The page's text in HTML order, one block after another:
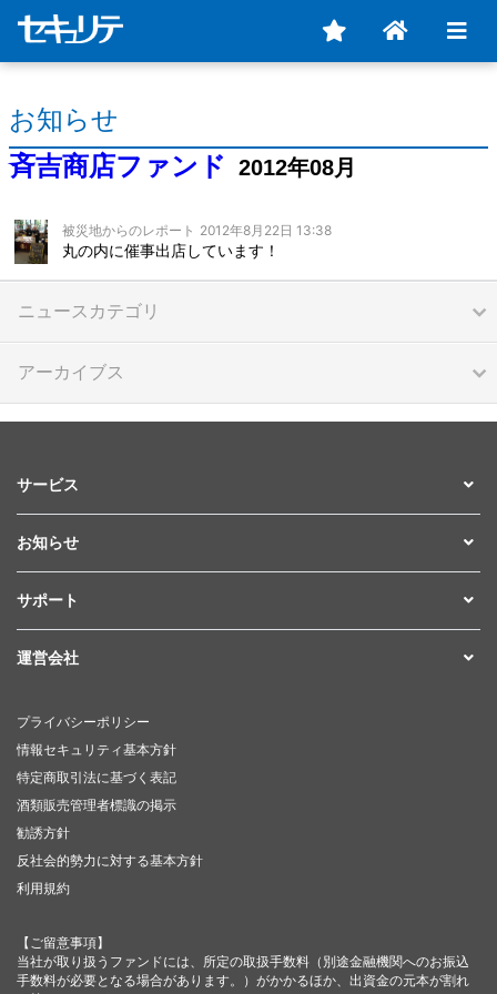
お知らせ
斉吉商店ファンド
2012年08月
被災地からのレポート 2012年8月22日 13:38
丸の内に催事出店しています！
ニュースカテゴリ
アーカイブス
サービス
お知らせ
サポート
運営会社
プライバシーポリシー
情報セキュリティ基本方針
特定商取引法に基づく表記
酒類販売管理者標識の掲示
勧誘方針
反社会的勢力に対する基本方針
利用規約
【ご留意事項】
当社が取り扱うファンドには、所定の取扱手数料（別途金融機関へのお振込
手数料が必要となる場合があります。）がかかるほか、出資金の元本が割れ